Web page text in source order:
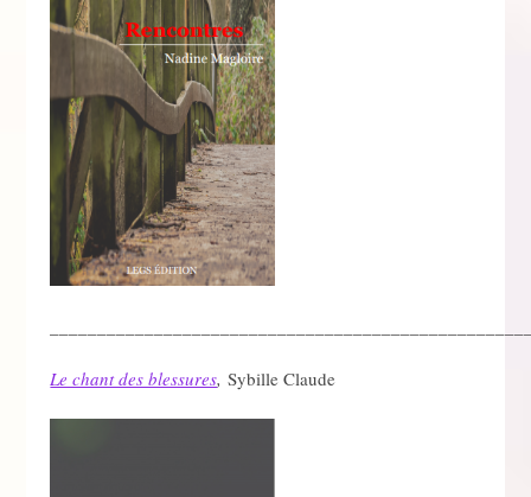
Le chant des blessures,Sybille Claude